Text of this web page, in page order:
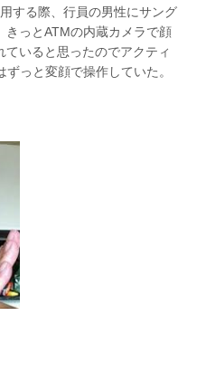
する際、行員の男性にサング
きっとATMの内蔵カメラで顔
いると思ったのでアクティ
っと変顔で操作していた。